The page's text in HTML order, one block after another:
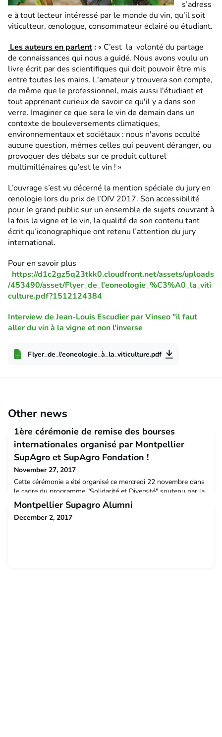
s’adress
e à tout lecteur intéressé par le monde du vin, qu’il soit
viticulteur, œnologue, consommateur éclairé ou étudiant.
Les auteurs en parlent: « C’est la volonté du partage
de connaissances qui nous a guidé. Nous avons voulu un
livre écrit par des scientifiques qui doit pouvoir être mis
entre toutes les mains. L'amateur y trouvera son compte,
de même que le professionnel, mais aussi l'étudiant et
tout apprenant curieux de savoir ce qu'il y a dans son
verre. Imaginer ce que sera le vin de demain dans un
contexte de bouleversements climatiques,
environnementaux et sociétaux : nous n'avons occulté
aucune question, mêmes celles qui peuvent déranger, ou
provoquer des débats sur ce produit culturel
multimillénaires qu’est le vin ! »
L’ouvrage s’est vu décerné la mention spéciale du jury en
œnologie lors du prix de l’OIV 2017. Son accessibilité
pour le grand public sur un ensemble de sujets couvrant à
la fois la vigne et le vin, la qualité de son contenu tant
écrit qu’iconographique ont retenu l’attention du jury
international.
Pour en savoir plus
https://d1c2gz5q23tkk0.cloudfront.net/assets/uploads
/453490/asset/Flyer_de_l'eoneologie_%C3%A0_la_viti
culture.pdf?1512124384
Interview de Jean-Louis Escudier par Vinseo "il faut
aller du vin à la vigne et non l'inverse
Flyer_de_l'eoneologie_à_la_viticulture.pdf
Other news
1ère cérémonie de remise des bourses
internationales organisé par Montpellier
SupAgro et SupAgro Fondation !
November 27, 2017
Cette cérémonie a été organisé ce mercredi 22 novembre dans
le cadre du programme "Solidarité et Diversité" soutenu par la
fondation – C’est dans l’amphithéâtre Louis Pasteur chargé
d’histoires que la première cérémonie des bourses
internationales s’est tenue.Cet événement souligne la politique
Montpellier Supagro Alumni
December 2, 2017